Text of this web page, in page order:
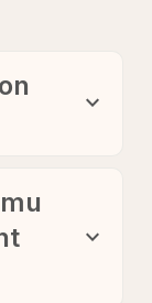
expand_more
expand_more